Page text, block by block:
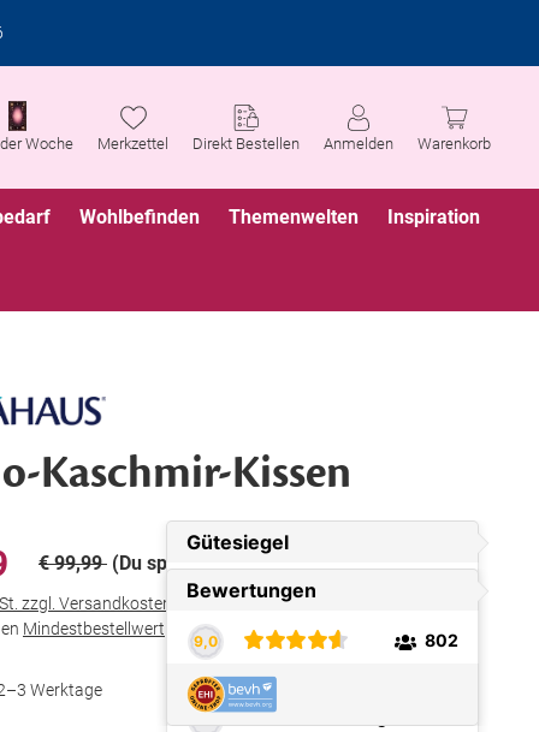
Woche Merkzettel Direkt Bestellen Anmelden Warenkorb
Wohlbefinden Themenwelten Inspiration
Kaschmir-Kissen
€ 99,99 (Du sparst 30%)
zzgl. Versandkosten
Mindestbestellwert in Höhe von € 25,00
Werktage